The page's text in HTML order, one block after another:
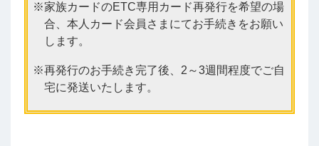
家族カードのETC専用カード再発行を希望の場
合、本人カード会員さまにてお手続きをお願い
します。
再発行のお手続き完了後、2～3週間程度でご自
宅に発送いたします。